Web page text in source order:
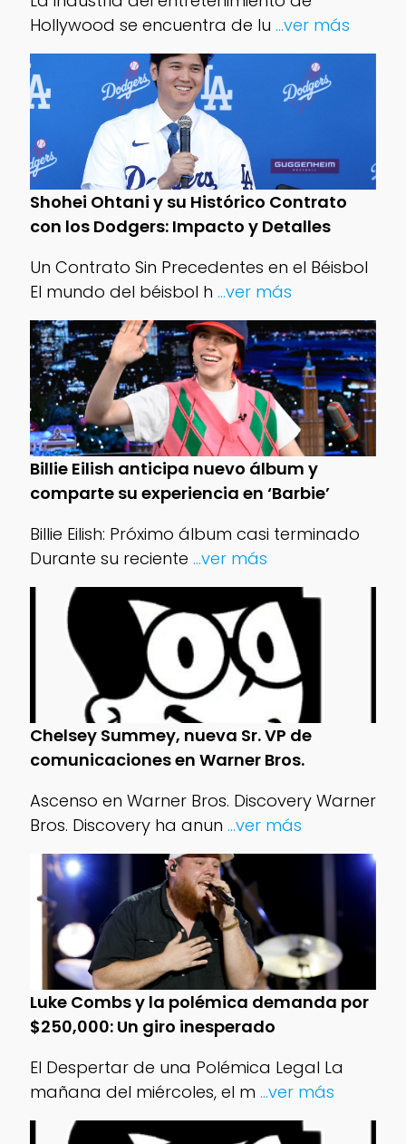
Hollywood se encuentra de lu ...ver más
Shohei Ohtani y su Histórico Contrato
con los Dodgers: Impacto y Detalles
Un Contrato Sin Precedentes en el Béisbol
El mundo del béisbol h ...ver más
Billie Eilish anticipa nuevo álbum y
comparte su experiencia en ‘Barbie’
Billie Eilish: Próximo álbum casi terminado
Durante su reciente ...ver más
Chelsey Summey, nueva Sr. VP de
comunicaciones en Warner Bros.
Ascenso en Warner Bros. Discovery Warner
Bros. Discovery ha anun ...ver más
Luke Combs y la polémica demanda por
$250,000: Un giro inesperado
El Despertar de una Polémica Legal La
mañana del miércoles, el m ...ver más